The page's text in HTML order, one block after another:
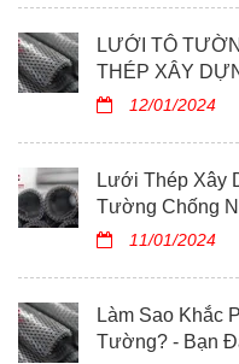
LƯỚI TÔ
THÉP XÂY
12/01/2024
Lưới Thép Xây
Tường Chống
11/01/2024
Làm Sao Khắc
Tường? - Bạn